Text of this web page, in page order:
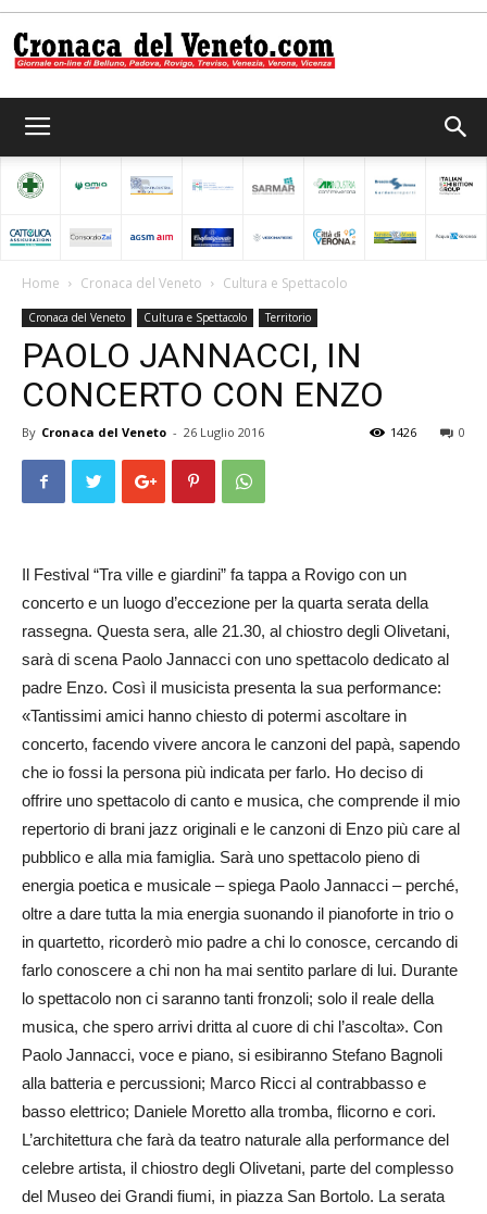
del
Veneto
Home Cronaca del Veneto Cultura e Spettacolo
Cronaca del Veneto Cultura e Spettacolo Territorio
PAOLO JANNACCI, IN
CONCERTO CON ENZO
By Cronaca del Veneto - 26 Luglio 2016 0
1426
Il Festival “Tra ville e giardini” fa tappa a Rovigo con un
concerto e un luogo d’eccezione per la quarta serata della
rassegna. Questa sera, alle 21.30, al chiostro degli Olivetani,
sarà di scena Paolo Jannacci con uno spettacolo dedicato al
padre Enzo. Così il musicista presenta la sua performance:
«Tantissimi amici hanno chiesto di potermi ascoltare in
concerto, facendo vivere ancora le canzoni del papà, sapendo
che io fossi la persona più indicata per farlo. Ho deciso di
offrire uno spettacolo di canto e musica, che comprende il mio
repertorio di brani jazz originali e le canzoni di Enzo più care al
pubblico e alla mia famiglia. Sarà uno spettacolo pieno di
energia poetica e musicale – spiega Paolo Jannacci – perché,
oltre a dare tutta la mia energia suonando il pianoforte in trio o
in quartetto, ricorderò mio padre a chi lo conosce, cercando di
farlo conoscere a chi non ha mai sentito parlare di lui. Durante
lo spettacolo non ci saranno tanti fronzoli; solo il reale della
musica, che spero arrivi dritta al cuore di chi l’ascolta». Con
Paolo Jannacci, voce e piano, si esibiranno Stefano Bagnoli
alla batteria e percussioni; Marco Ricci al contrabbasso e
basso elettrico; Da­niele Moretto alla tromba, flicorno e cori.
L’architettura che farà da teatro naturale alla performance del
celebre artista, il chiostro degli Olivetani, parte del complesso
del Museo dei Grandi fiumi, in piazza San Bortolo. La serata